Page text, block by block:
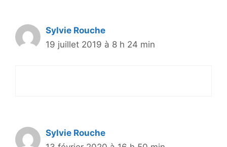
Sylvie Rouche
19 juillet 2019 à 8 h 24 min
Sylvie Rouche